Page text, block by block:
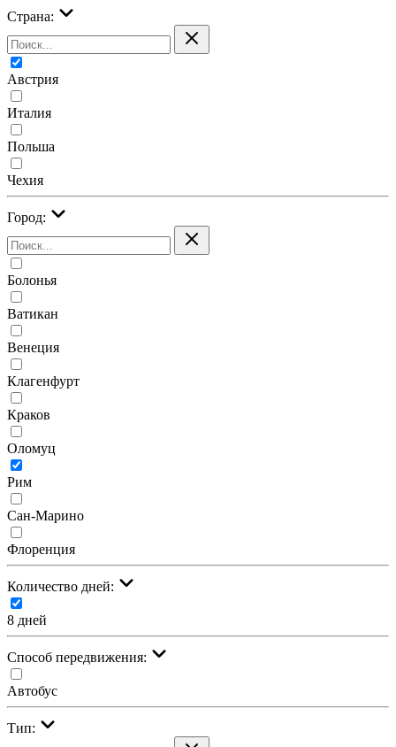
Страна:
Австрия
Италия
Польша
Чехия
Город:
Болонья
Ватикан
Венеция
Клагенфурт
Краков
Оломуц
Рим
Сан-Марино
Флоренция
Количество дней:
8 дней
Cпособ передвижения:
Автобус
Тип: